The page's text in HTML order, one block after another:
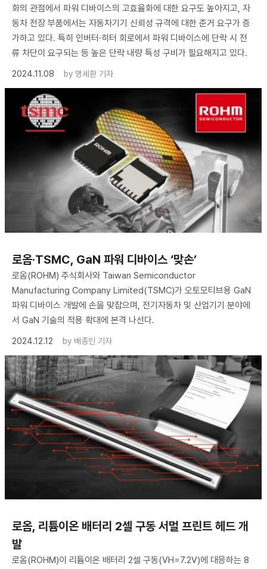
화의 관점에서 파워 디바이스의 고효율화에 대한 요구도 높아지고, 자
동차 전장 부품에서는 자동차기기 신뢰성 규격에 대한 준거 요구가 증
가하고 있다. 특히 인버터·히터 회로에서 파워 디바이스에 단락 시 전
류 차단이 요구되는 등 높은 단락 내량 특성 구비가 필요해지고 있다.
2024.11.08
by 명세환 기자
로옴·TSMC, GaN 파워 디바이스 ‘맞손’
로옴(ROHM) 주식회사와 Taiwan Semiconductor
Manufacturing Company Limited(TSMC)가 오토모티브용 GaN
파워 디바이스 개발에 손을 맞잡으며, 전기자동차 및 산업기기 분야에
서 GaN 기술의 적용 확대에 본격 나선다.
2024.12.12
by 배종인 기자
로옴, 리튬이온 배터리 2셀 구동 서멀 프린트 헤드 개
발
로옴(ROHM)이 리튬이온 배터리 2셀 구동(VH=7.2V)에 대응하는 8